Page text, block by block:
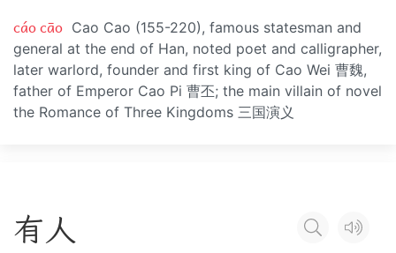
cáo cāo Cao Cao (155-220), famous statesman and
general at the end of Han, noted poet and calligrapher,
later warlord, founder and first king of Cao Wei 曹魏,
father of Emperor Cao Pi 曹丕; the main villain of novel
the Romance of Three Kingdoms 三国演义
有人